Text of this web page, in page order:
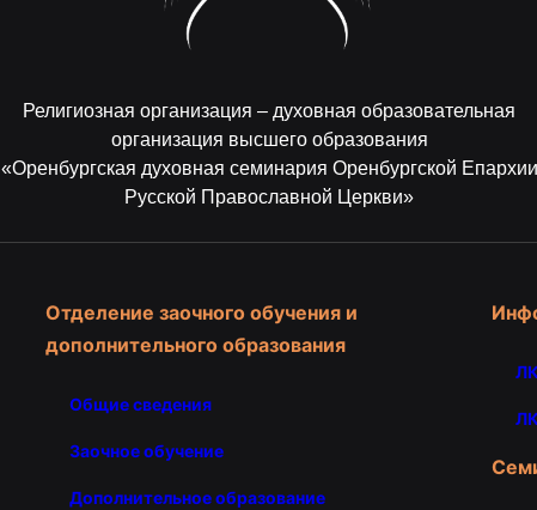
Религиозная организация – духовная образовательная
организация высшего образования
«Оренбургская духовная семинария Оренбургской Епархии
Русской Православной Церкви»
Отделение заочного обучения и
дополнительного образования
Общие сведения
Заочное обучение
Дополнительное образование